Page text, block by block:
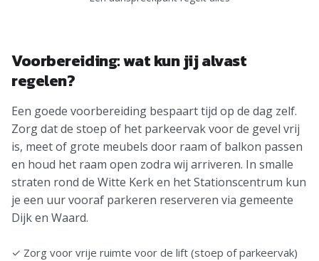
Voorbereiding: wat kun jij alvast
regelen?
Een goede voorbereiding bespaart tijd op de dag zelf.
Zorg dat de stoep of het parkeervak voor de gevel vrij
is, meet of grote meubels door raam of balkon passen
en houd het raam open zodra wij arriveren. In smalle
straten rond de Witte Kerk en het Stationscentrum kun
je een uur vooraf parkeren reserveren via gemeente
Dijk en Waard.
✓ Zorg voor vrije ruimte voor de lift (stoep of parkeervak)